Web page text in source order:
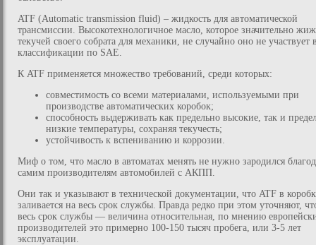
ATF (Automatic transmission fluid) – жидкость для автоматической
трансмиссии. Высокотехнологичное масло, которое значительно
текучей своего собрата для механики, не случайно оно не участвует
классификации по SAE.
К ATF применяется множество требований, среди которых:
совместимость со всеми материалами, используемыми при
производстве автоматических коробок;
способность выдерживать как предельно высокие, так и
низкие температуры, сохраняя текучесть;
устойчивость к вспениванию и коррозии.
Миф о том, что масло в автоматах менять не нужно зародился
самим производителям автомобилей с АКПП.
Они так и указывают в технической документации, что ATF в
заливается на весь срок службы. Правда редко при этом уточняют,
весь срок службы — величина относительная, по мнению
производителей это примерно 100-150 тысяч пробега, или 3-5 лет
эксплуатации.